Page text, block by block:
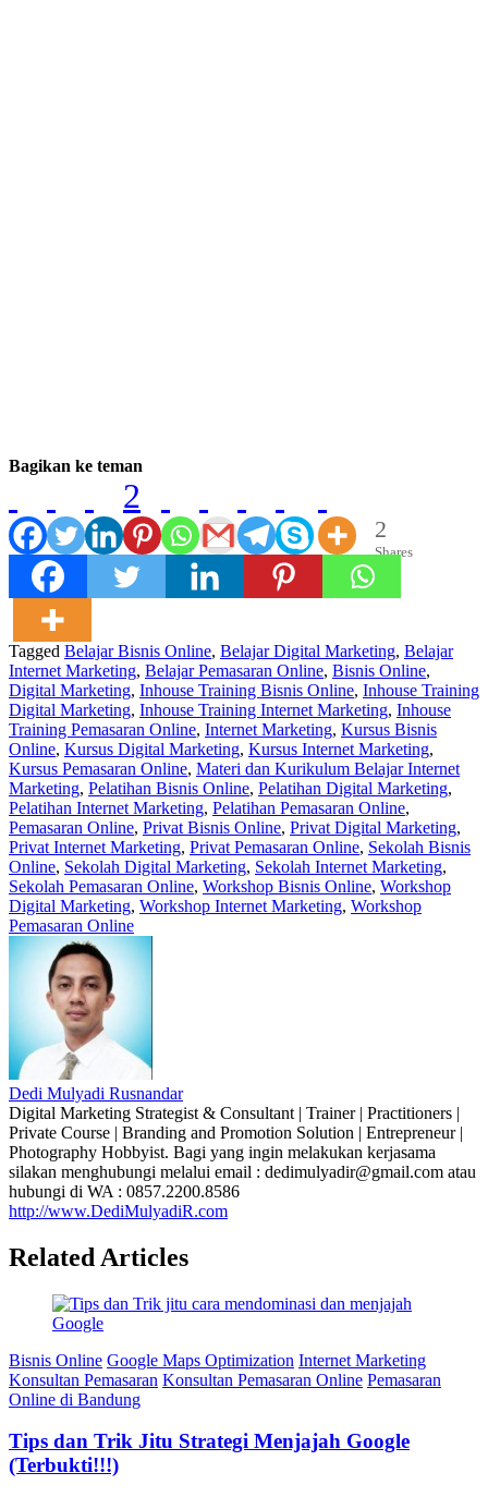
Bagikan ke teman
2
2
Shares
Tagged Belajar Bisnis Online, Belajar Digital Marketing, Belajar
Internet Marketing, Belajar Pemasaran Online, Bisnis Online,
Digital Marketing, Inhouse Training Bisnis Online, Inhouse Training
Digital Marketing, Inhouse Training Internet Marketing, Inhouse
Training Pemasaran Online, Internet Marketing, Kursus Bisnis
Online, Kursus Digital Marketing, Kursus Internet Marketing,
Kursus Pemasaran Online, Materi dan Kurikulum Belajar Internet
Marketing, Pelatihan Bisnis Online, Pelatihan Digital Marketing,
Pelatihan Internet Marketing, Pelatihan Pemasaran Online,
Pemasaran Online, Privat Bisnis Online, Privat Digital Marketing,
Privat Internet Marketing, Privat Pemasaran Online, Sekolah Bisnis
Online, Sekolah Digital Marketing, Sekolah Internet Marketing,
Sekolah Pemasaran Online, Workshop Bisnis Online, Workshop
Digital Marketing, Workshop Internet Marketing, Workshop
Pemasaran Online
Dedi Mulyadi Rusnandar
Digital Marketing Strategist & Consultant | Trainer | Practitioners |
Private Course | Branding and Promotion Solution | Entrepreneur |
Photography Hobbyist. Bagi yang ingin melakukan kerjasama
silakan menghubungi melalui email : dedimulyadir@gmail.com atau
hubungi di WA : 0857.2200.8586
http://www.DediMulyadiR.com
Related Articles
Bisnis Online Google Maps Optimization Internet Marketing
Konsultan Pemasaran Konsultan Pemasaran Online Pemasaran
Online di Bandung
Tips dan Trik Jitu Strategi Menjajah Google
(Terbukti!!!)